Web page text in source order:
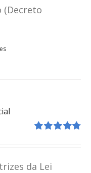
(Decreto
da Lei